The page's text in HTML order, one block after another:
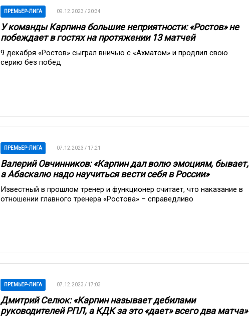
ПРЕМЬЕР-ЛИГА 09.12.2023 / 20:34
У команды Карпина большие неприятности: «Ростов» не
побеждает в гостях на протяжении 13 матчей
9 декабря «Ростов» сыграл вничью с «Ахматом» и продлил свою
серию без побед
ПРЕМЬЕР-ЛИГА 07.12.2023 / 17:21
Валерий Овчинников: «Карпин дал волю эмоциям, бывает,
а Абаскалю надо научиться вести себя в России»
Известный в прошлом тренер и функционер считает, что наказание в
отношении главного тренера «Ростова» – справедливо
ПРЕМЬЕР-ЛИГА 07.12.2023 / 17:03
Дмитрий Селюк: «Карпин называет дебилами
руководителей РПЛ, а КДК за это «дает» всего два матча»